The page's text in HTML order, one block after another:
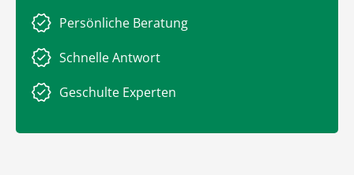
Persönliche Beratung
Schnelle Antwort
Geschulte Experten